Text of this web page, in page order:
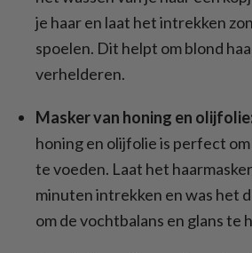
je haar en laat het intrekken
spoelen. Dit helpt om blond
verhelderen.
Masker van honing en
honing en olijfolie is perfect
te voeden. Laat het
minuten intrekken en was het
om de vochtbalans en glans te